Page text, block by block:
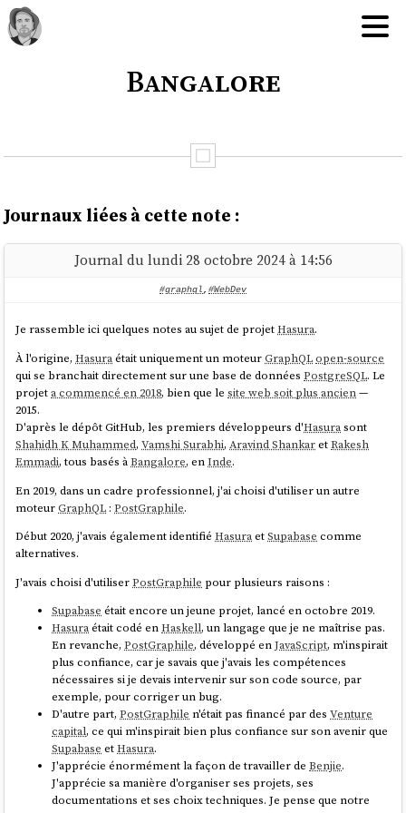
Bangalore
Journaux liées à cette note :
Journal du lundi 28 octobre 2024 à 14:56
#graphql, #WebDev
Je rassemble ici quelques notes au sujet de projetHasura.
À l'origine,Hasuraétait uniquement un moteurGraphQL open-source
qui se branchait directement sur une base de donnéesPostgreSQL. Le
projeta commencé en 2018, bien que lesite web soit plus ancien—
2015.
D'après le dépôt GitHub, les premiers développeurs d'Hasurasont
Shahidh K Muhammed,Vamshi Surabhi,Aravind ShankaretRakesh
Emmadi, tous basés àBangalore, enInde.
En 2019, dans un cadre professionnel, j'ai choisi d'utiliser un autre
moteurGraphQL :PostGraphile.
Début 2020, j'avais également identifiéHasuraetSupabase comme
alternatives.
J'avais choisi d'utiliserPostGraphile pour plusieurs raisons :
Supabase était encore un jeune projet, lancé en octobre 2019.
Hasuraétait codé enHaskell, un langage que je ne maîtrise pas.
En revanche,PostGraphile, développé enJavaScript, m'inspirait
plus confiance, car je savais que j'avais les compétences
nécessaires si je devais intervenir sur son code source, par
exemple, pour corriger un bug.
D'autre part,PostGraphile n'était pas financé par desVenture
capital, ce qui m'inspirait bien plus confiance sur son avenir que
Supabase etHasura.
J'apprécie énormément la façon de travailler deBenjie.
J'apprécie sa manière d'organiser ses projets, ses
documentations et ses choix techniques. Je pense que notre